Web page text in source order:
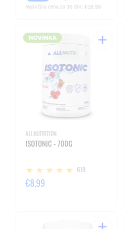
Najnižšia cena za 30 dní: €16,99
ALLNUTRITION
ISOTONIC - 700G
619
€8,99